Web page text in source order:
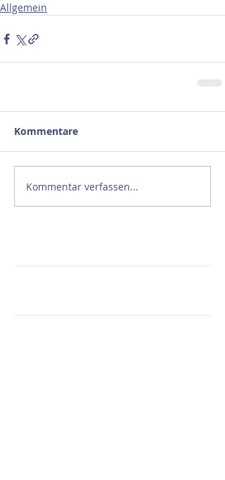
Allgemein
Kommentare
Kommentar verfassen...